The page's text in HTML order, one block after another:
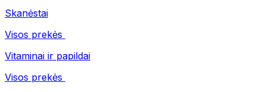
Skanėstai
Visos prekės
Vitaminai ir papildai
Visos prekės